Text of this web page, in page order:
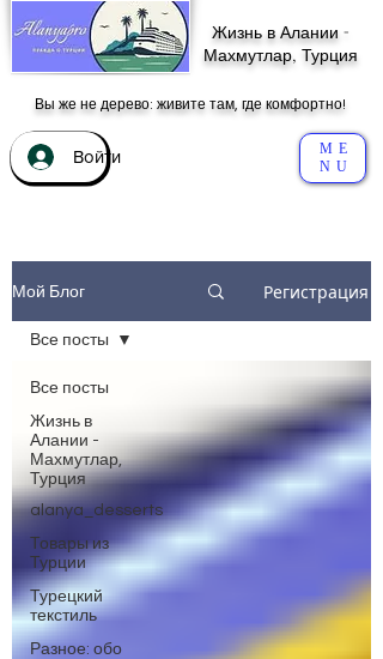
Жизнь в Алании -
Махмутлар, Турция
Вы же не дерево: живите там, где комфортно!
Войти
ME
NU
Мой Блог Регистрация
Все посты
Жизнь в
Алании -
Махмутлар,
Турция
alanya_desserts
Товары из
Турции
Турецкий
текстиль
Разное: обо
Все посты